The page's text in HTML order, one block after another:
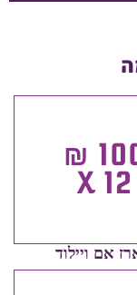
100
X 12
אם ויילוד